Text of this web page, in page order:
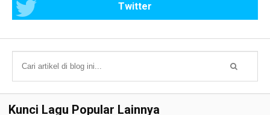
Twitter
Kunci Lagu Popular Lainnya